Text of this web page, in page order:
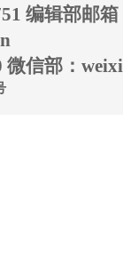
编辑部邮箱
微信部：